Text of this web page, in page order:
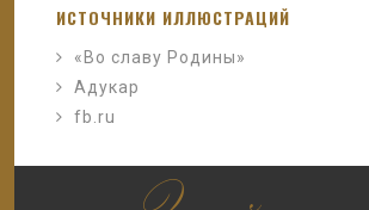
ИСТОЧНИКИ ИЛЛЮСТРАЦИЙ
«Во славу Родины»
Адукар
fb.ru